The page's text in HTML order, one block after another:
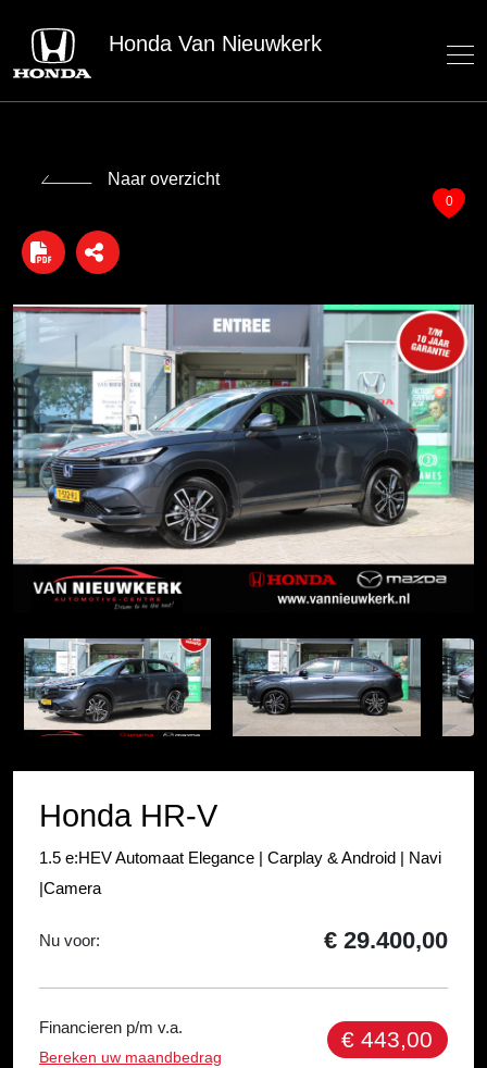
Honda Van Nieuwkerk
Naar overzicht
Item
of
53
Item
1
Honda HR-V
1.5 e:HEV Automaat Elegance | Carplay & Android | Navi
|Camera
Nu voor: € 29.400,00
Financieren p/m v.a. € 443,00
Bereken uw maandbedrag
0